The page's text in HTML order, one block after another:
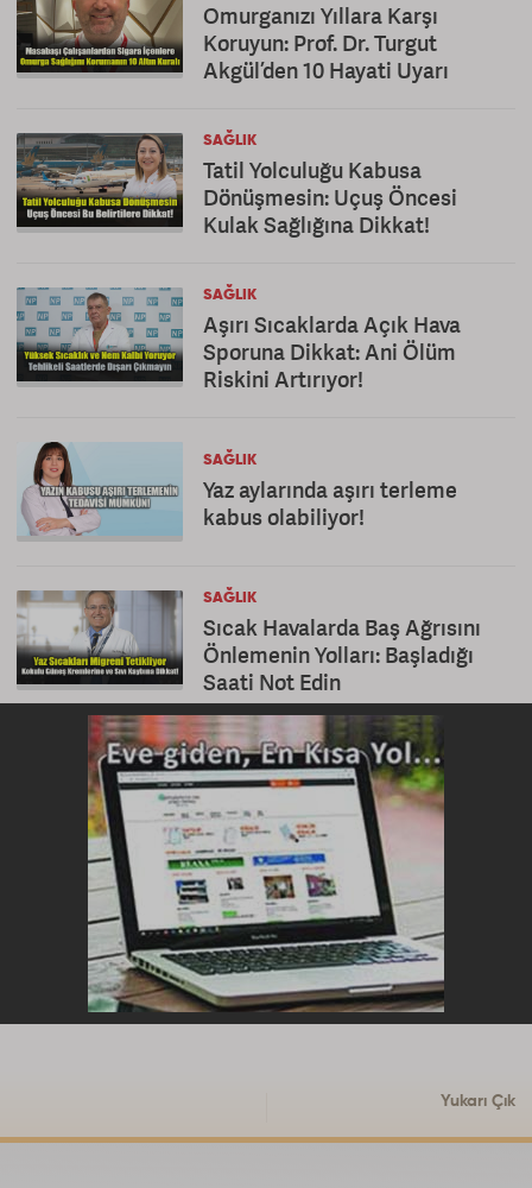
Omurganızı Yıllara Karşı
Koruyun: Prof. Dr. Turgut
Akgül’den 10 Hayati Uyarı
SAĞLIK
Tatil Yolculuğu Kabusa
Dönüşmesin: Uçuş Öncesi
Kulak Sağlığına Dikkat!
SAĞLIK
Aşırı Sıcaklarda Açık Hava
Sporuna Dikkat: Ani Ölüm
Riskini Artırıyor!
SAĞLIK
Yaz aylarında aşırı terleme
kabus olabiliyor!
SAĞLIK
Sıcak Havalarda Baş Ağrısını
Önlemenin Yolları: Başladığı
Saati Not Edin
Yukarı Çık